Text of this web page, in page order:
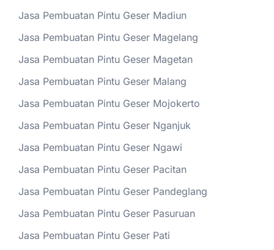
Jasa Pembuatan Pintu Geser Madiun
Jasa Pembuatan Pintu Geser Magelang
Jasa Pembuatan Pintu Geser Magetan
Jasa Pembuatan Pintu Geser Malang
Jasa Pembuatan Pintu Geser Mojokerto
Jasa Pembuatan Pintu Geser Nganjuk
Jasa Pembuatan Pintu Geser Ngawi
Jasa Pembuatan Pintu Geser Pacitan
Jasa Pembuatan Pintu Geser Pandeglang
Jasa Pembuatan Pintu Geser Pasuruan
Jasa Pembuatan Pintu Geser Pati